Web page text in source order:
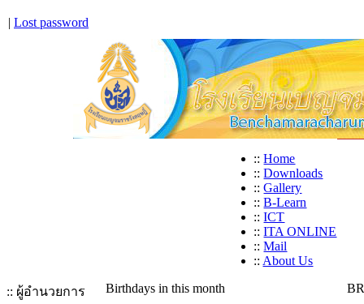
| Lost password
:: Home
:: Downloads
:: Gallery
:: B-Learn
:: ICT
:: ITA ONLINE
:: Mail
:: About Us
:: ผู้อำนวยการ
Birthdays in this month